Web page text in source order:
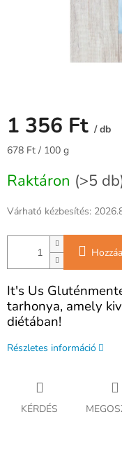
1 356 Ft / db
Egységár:
678 Ft / 100 g
Raktáron (>5
Várható kézbesítés:
It's Us
tarhonya, amely
diétában!
Részletes információ
KÉRDÉS